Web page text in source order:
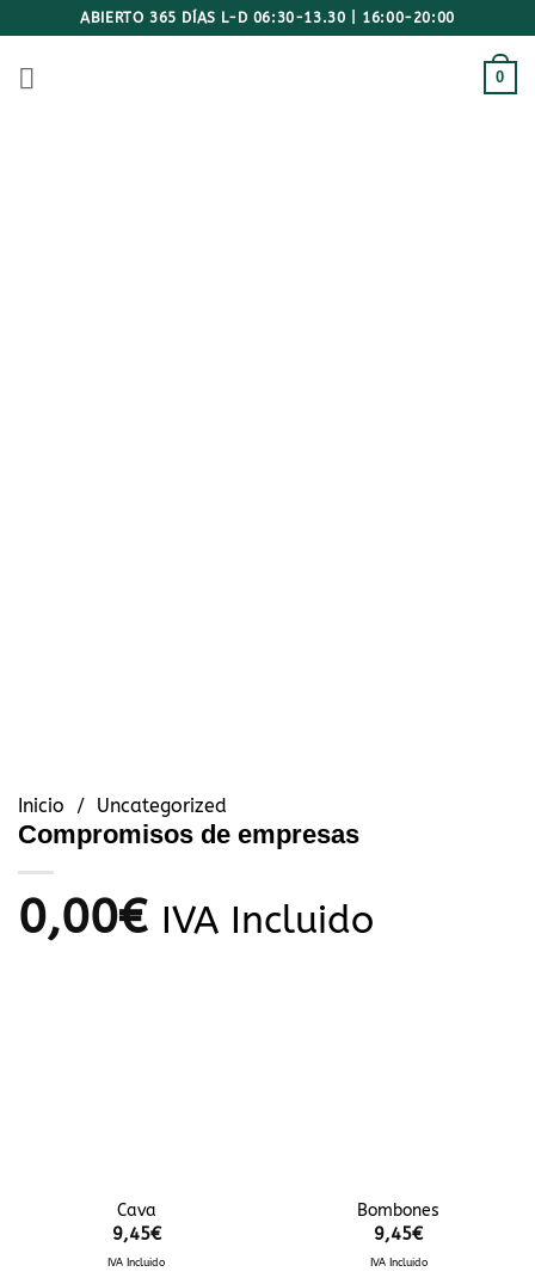
al
contenido
ABIERTO 365 DÍAS L-D 06:30-13.30 | 16:00-20:00
0
Inicio / Uncategorized
Compromisos de empresas
0,00€ IVA Incluido
Cava
9,45€
IVA Incluido
Bombones
9,45€
IVA Incluido